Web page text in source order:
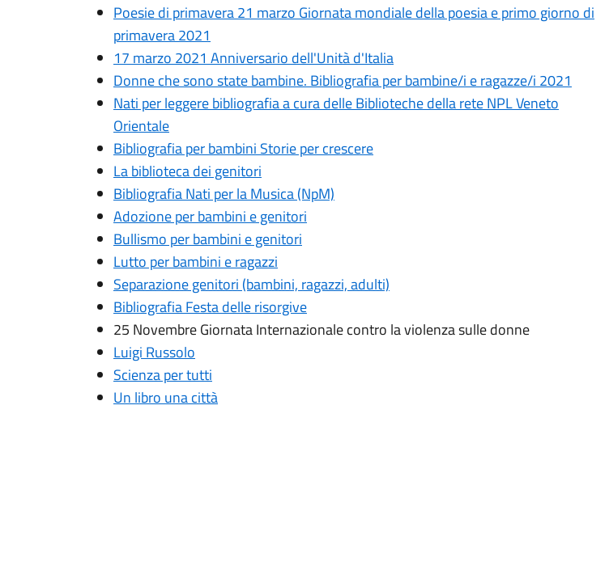
Poesie di primavera 21 marzo Giornata mondiale della poesia e primo giorno di
primavera 2021
17 marzo 2021 Anniversario dell'Unità d'Italia
Donne che sono state bambine. Bibliografia per bambine/i e ragazze/i 2021
Nati per leggere bibliografia a cura delle Biblioteche della rete NPL Veneto
Orientale
Bibliografia per bambini Storie per crescere
La biblioteca dei genitori
Bibliografia Nati per la Musica (NpM)
Adozione per bambini e genitori
Bullismo per bambini e genitori
Lutto per bambini e ragazzi
Separazione genitori (bambini, ragazzi, adulti)
Bibliografia Festa delle risorgive
25 Novembre Giornata Internazionale contro la violenza sulle donne
Luigi Russolo
Scienza per tutti
Un libro una città